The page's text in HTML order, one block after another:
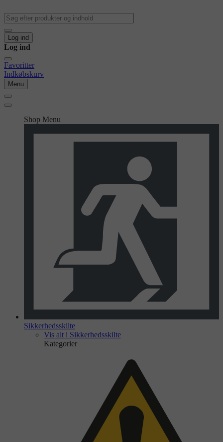
Log ind
Log ind
Favoritter
Indkøbskurv
Menu
Shop Menu
Sikkerhedsskilte
Vis alt i Sikkerhedsskilte
Kategorier